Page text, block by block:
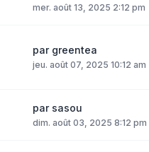
mer. août 13, 2025 2:12 pm
par greentea
jeu. août 07, 2025 10:12 am
par sasou
dim. août 03, 2025 8:12 pm